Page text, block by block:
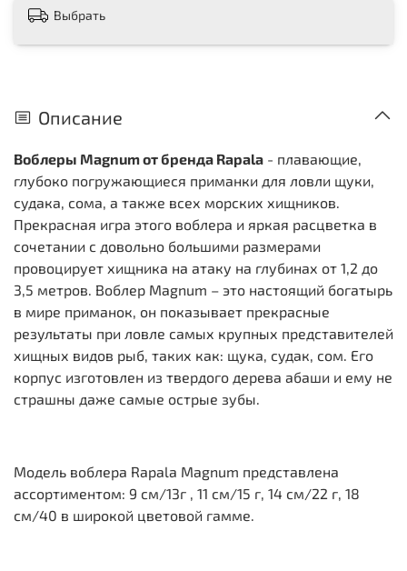
Выбрать
Описание
Воблеры Magnum от бренда Rapala - плавающие,
глубоко погружающиеся приманки для ловли щуки,
судака, сома, а также всех морских хищников.
Прекрасная игра этого воблера и яркая расцветка в
сочетании с довольно большими размерами
провоцирует хищника на атаку на глубинах от 1,2 до
3,5 метров. Воблер Magnum – это настоящий богатырь
в мире приманок, он показывает прекрасные
результаты при ловле самых крупных представителей
хищных видов рыб, таких как: щука, судак, сом. Его
корпус изготовлен из твердого дерева абаши и ему не
страшны даже самые острые зубы.
Модель воблера Rapala Magnum представлена
ассортиментом: 9 см/13г , 11 см/15 г, 14 см/22 г, 18
см/40 в широкой цветовой гамме.